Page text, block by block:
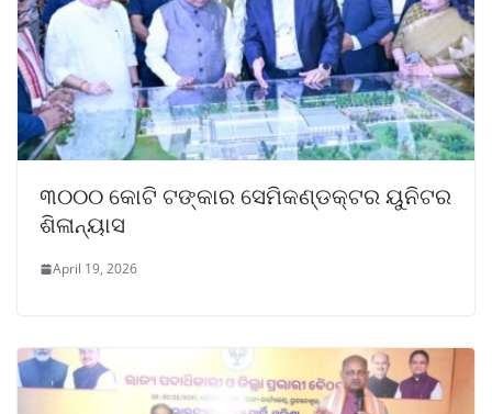
୩୦୦୦ କୋଟି ଟଙ୍କାର ସେମିକଣ୍ଡକ୍ଟର ୟୁନିଟର
ଶିଳାନ୍ୟାସ
April 19, 2026